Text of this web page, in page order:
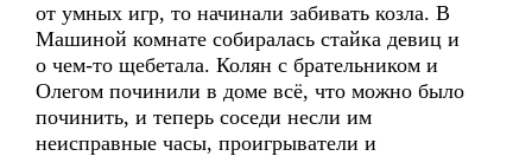
от умных игр, то начинали забивать козла. В
Машиной комнате собиралась стайка девиц и
о чем-то щебетала. Колян с брательником и
Олегом починили в доме всё, что можно было
починить, и теперь соседи несли им
неисправные часы, проигрыватели и